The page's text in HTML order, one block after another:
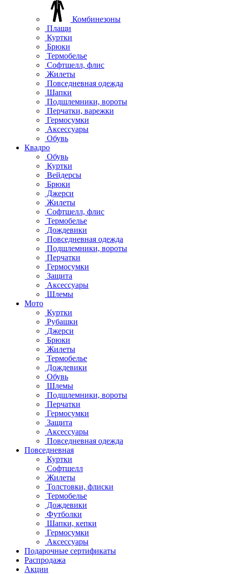
Комбинезоны
Плащи
Куртки
Брюки
Термобелье
Софтшелл, флис
Жилеты
Повседневная одежда
Шапки
Подшлемники, вороты
Перчатки, варежки
Гермосумки
Аксессуары
Обувь
Квадро
Обувь
Куртки
Вейдерсы
Брюки
Джерси
Жилеты
Софтшелл, флис
Термобелье
Дождевики
Повседневная одежда
Подшлемники, вороты
Перчатки
Гермосумки
Защита
Аксессуары
Шлемы
Мото
Куртки
Рубашки
Джерси
Брюки
Жилеты
Термобелье
Дождевики
Обувь
Шлемы
Подшлемники, вороты
Перчатки
Гермосумки
Защита
Аксессуары
Повседневная одежда
Повседневная
Куртки
Софтшелл
Жилеты
Толстовки, флиски
Термобелье
Дождевики
Футболки
Шапки, кепки
Гермосумки
Аксессуары
Подарочные сертификаты
Распродажа
Акции